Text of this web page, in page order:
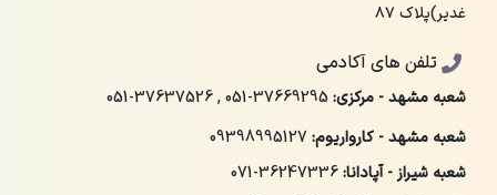
غدیر)پلاک ۸۷
تلفن های آکادمی
شعبه مشهد - مرکزی: 051-37669295
,
051-37637526
شعبه مشهد - کارواریوم:09398995127
شعبه شیراز - آپادانا:071-36247336